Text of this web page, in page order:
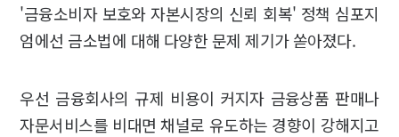
'금융소비자 보호와 자본시장의 신뢰 회복' 정책 심포지
엄에선 금소법에 대해 다양한 문제 제기가 쏟아졌다.
우선 금융회사의 규제 비용이 커지자 금융상품 판매나
자문서비스를 비대면 채널로 유도하는 경향이 강해지고